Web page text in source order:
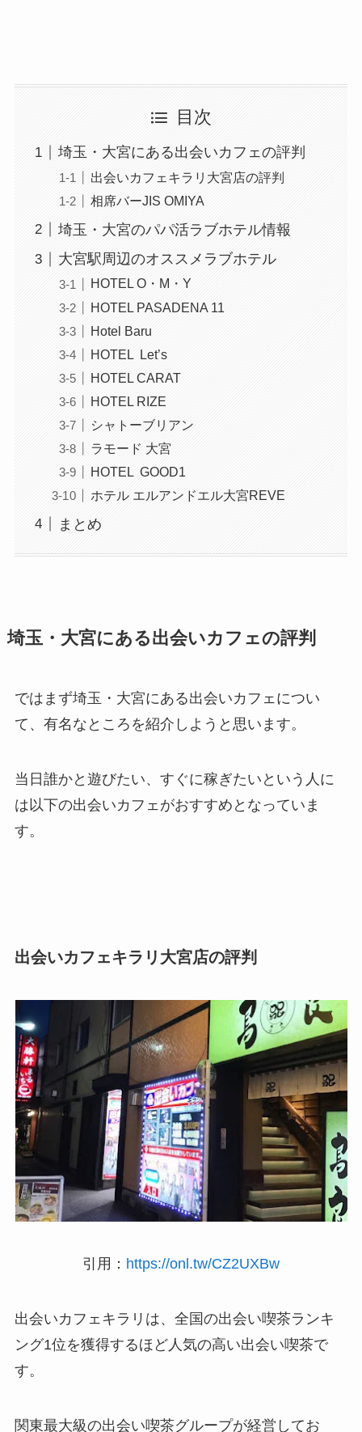
目次
埼玉・大宮にある出会いカフェの評判
出会いカフェキラリ大宮店の評判
相席バーJIS OMIYA
埼玉・大宮のパパ活ラブホテル情報
大宮駅周辺のオススメラブホテル
HOTEL O・M・Y
HOTEL PASADENA 11
Hotel Baru
HOTEL Let’s
HOTEL CARAT
HOTEL RIZE
シャトーブリアン
ラモード 大宮
HOTEL GOOD1
ホテル エルアンドエル大宮REVE
まとめ
埼玉・大宮にある出会いカフェの評判
ではまず埼玉・大宮にある出会いカフェについ
て、有名なところを紹介しようと思います。
当日誰かと遊びたい、すぐに稼ぎたいという人に
は以下の出会いカフェがおすすめとなっていま
す。
出会いカフェキラリ大宮店の評判
引用： https://onl.tw/CZ2UXBw
出会いカフェキラリは、全国の出会い喫茶ランキ
ング1位を獲得するほど人気の高い出会い喫茶で
す。
関東最大級の出会い喫茶グループが経営してお